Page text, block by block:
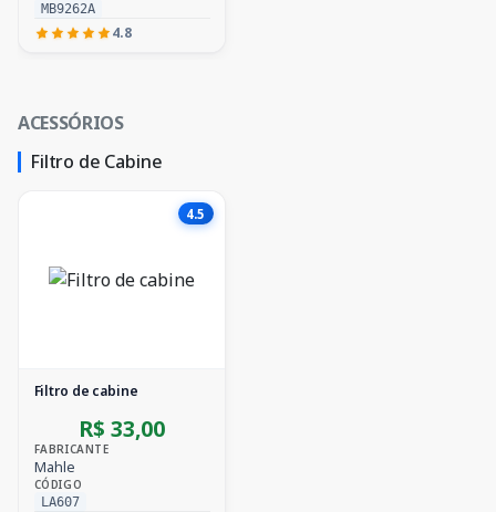
MB9262A
4.8
ACESSÓRIOS
Filtro de Cabine
4.5
Filtro de cabine
R$ 33,00
FABRICANTE
Mahle
CÓDIGO
LA607